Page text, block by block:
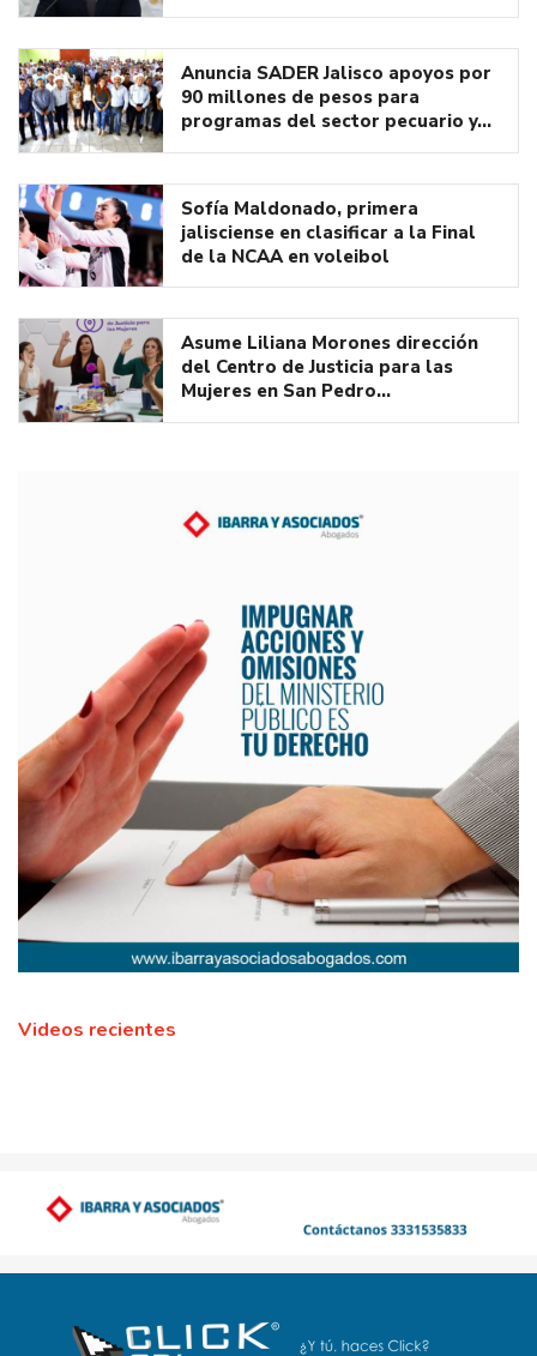
Anuncia SADER Jalisco apoyos por
90 millones de pesos para
programas del sector pecuario y…
Sofía Maldonado, primera
jalisciense en clasificar a la Final
de la NCAA en voleibol
Asume Liliana Morones dirección
del Centro de Justicia para las
Mujeres en San Pedro…
Videos recientes